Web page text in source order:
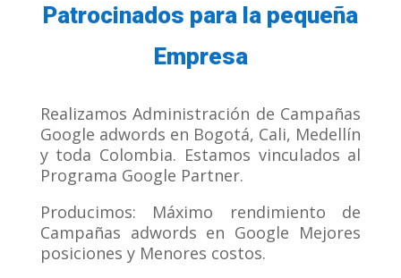
Patrocinados para la pequeña
Empresa
Realizamos Administración de Campañas
Google adwords en Bogotá, Cali, Medellín
y toda Colombia. Estamos vinculados al
Programa Google Partner.
Producimos: Máximo rendimiento de
Campañas adwords en Google Mejores
posiciones y Menores costos.